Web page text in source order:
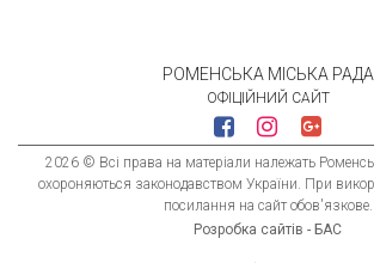
РОМЕНСЬКА МІСЬКА РАДА
ОФІЦІЙНИЙ САЙТ
2026 © Всі права на матеріали належать
охороняються законодавством України. При
посилання на сайт обов'язкове.
Розробка сайтів - БАС